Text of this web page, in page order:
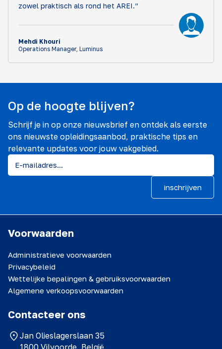
zowel praktisch als rond het AREI.”
Mehdi Khouri
Operations Manager, Luminus
Op de hoogte blijven?
Schrijf je in op onze nieuwsbrief en ontdek als eerste
ons nieuwste opleidingsaanbod, praktische tips en
relevante updates voor jouw vakgebied.
inschrijven
Voorwaarden
Administratieve voorwaarden
Privacybeleid
Wettelijke bepalingen & gebruiksvoorwaarden
Algemene verkoopsvoorwaarden
Contacteer ons
Jan Olieslagerslaan 35
1800 Vilvoorde, België